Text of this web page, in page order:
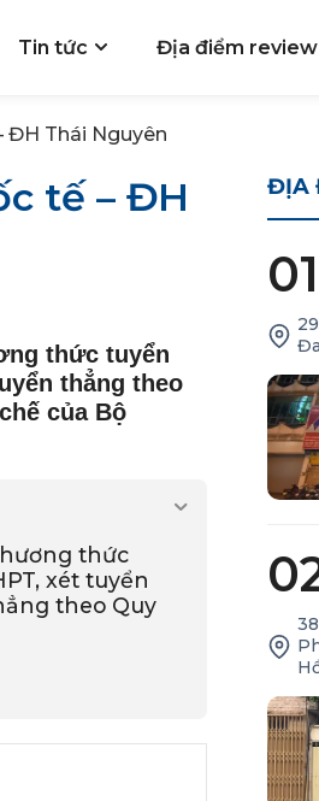
Tin tức Địa điểm review
ĐH Thái Nguyên
tế – ĐH
thức tuyển
thẳng theo
của Bộ
thức
xét tuyển
theo Quy
ĐỊA
01